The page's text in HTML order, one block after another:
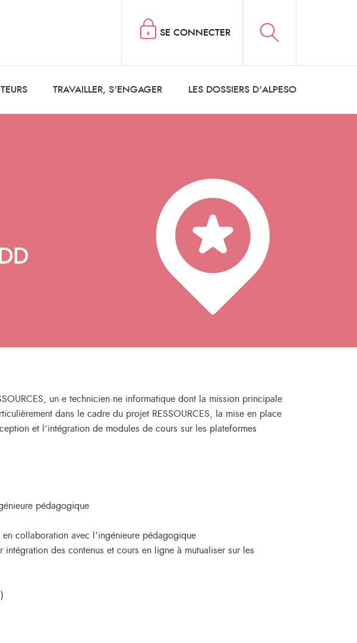
TRAVAILLER, S'ENGAGER LES DOSSIERS D'ALPESO
SE CONNECTER
un·e technicien·ne informatique dont la mission principale
dans le cadre du projet RESSOURCES, la mise en place
et l’intégration de modules de cours sur les plateformes
pédagogique
collaboration avec l’ingénieure pédagogique
des contenus et cours en ligne à mutualiser sur les